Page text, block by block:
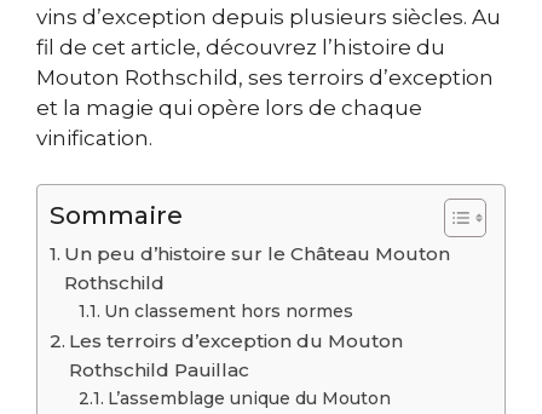
vins d’exception depuis plusieurs siècles. Au
fil de cet article, découvrez l’histoire du
Mouton Rothschild, ses terroirs d’exception
et la magie qui opère lors de chaque
vinification.
Sommaire
Un peu d’histoire sur le Château Mouton
Rothschild
Un classement hors normes
Les terroirs d’exception du Mouton
Rothschild Pauillac
L’assemblage unique du Mouton